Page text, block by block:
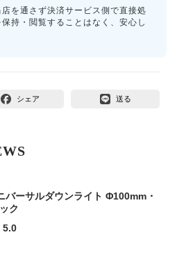
を通さず決済サービス側で直接処
持・閲覧することはなく、安心し
シェア 送る
バーサルダウンライト Φ100mm・
ク
5.0